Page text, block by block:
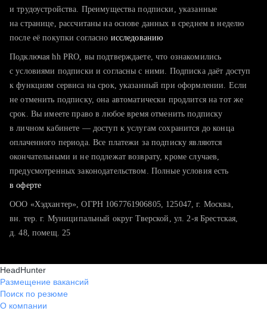
тратите много времени на поиск и вручную поднимаете
хотите сравнить себя с конкурентами и оценить шансы
и трудоустройства. Преимущества подписки, указанные
на странице, рассчитаны на основе данных в среднем в неделю
после её покупки согласно исследованию
Подключая hh PRO, вы подтверждаете, что ознакомились
с условиями подписки и согласны с ними. Подписка даёт доступ
к функциям сервиса на срок, указанный при оформлении. Если
не отменить подписку, она автоматически продлится на тот же
срок. Вы имеете право в любое время отменить подписку
в личном кабинете — доступ к услугам сохранится до конца
оплаченного периода. Все платежи за подписку являются
окончательными и не подлежат возврату, кроме случаев,
предусмотренных законодательством. Полные условия есть
в оферте
ООО «Хэдхантер», ОГРН 1067761906805, 125047, г. Москва,
вн. тер. г. Муниципальный округ Тверской, ул. 2-я Брестская,
д. 48, помещ. 25
HeadHunter
Размещение вакансий
Поиск по резюме
О компании